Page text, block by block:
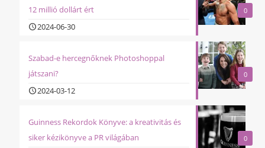
0
12 millió dollárt ért
2024-06-30
0
Szabad-e hercegnőknek Photoshoppal
játszani?
2024-03-12
0
Guinness Rekordok Könyve: a kreativitás és
siker kézikönyve a PR világában